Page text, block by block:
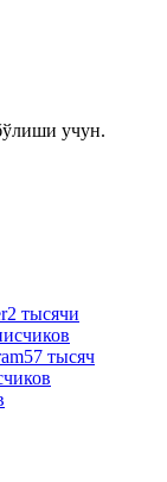
учун.
2 тысячи
57 тысяч